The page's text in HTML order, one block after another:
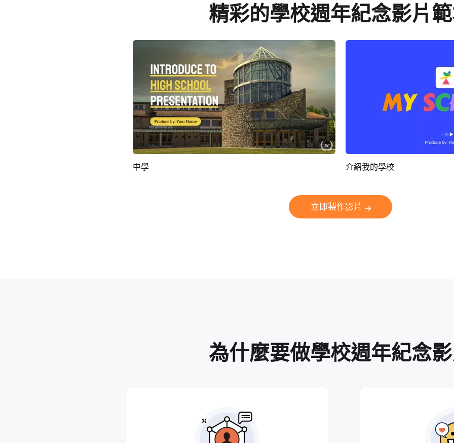
精彩的學校週年紀念影片
中學 介紹我的學校
立即製作影片
為什麼要做學校週年紀念